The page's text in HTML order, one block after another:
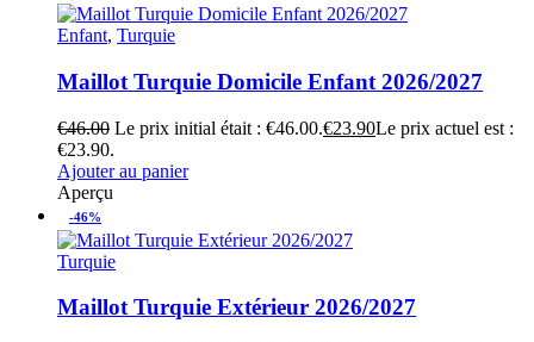
Enfant, Turquie
Maillot Turquie Domicile Enfant 2026/2027
€46.00 Le prix initial était : €46.00.€23.90Le prix actuel est :
€23.90.
Ajouter au panier
Aperçu
-46%
Turquie
Maillot Turquie Extérieur 2026/2027